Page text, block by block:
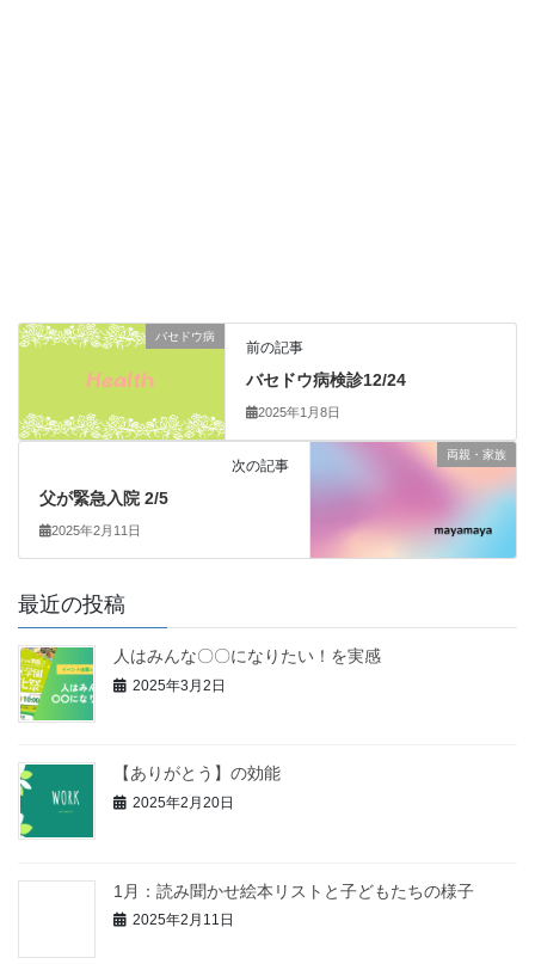
バセドウ病
前の記事
バセドウ病検診12/24
2025年1月8日
両親・家族
次の記事
父が緊急入院 2/5
2025年2月11日
最近の投稿
人はみんな〇〇になりたい！を実感
2025年3月2日
【ありがとう】の効能
2025年2月20日
1月：読み聞かせ絵本リストと子どもたちの様子
2025年2月11日